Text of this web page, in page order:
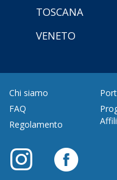
TOSCANA
VENETO
Chi siamo
FAQ
Regolamento